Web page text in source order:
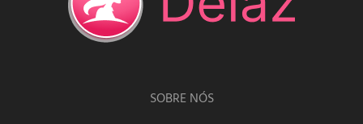
SOBRE NÓS